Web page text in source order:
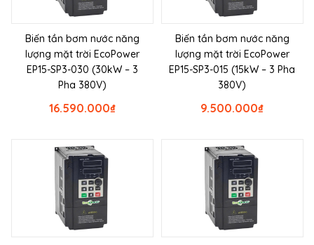
Biến tần bơm nước năng
lượng mặt trời EcoPower
EP15-SP3-030 (30kW – 3
Pha 380V)
₫
16.590.000
Biến tần bơm nước năng
lượng mặt trời EcoPower
EP15-SP3-015 (15kW – 3 Pha
380V)
₫
9.500.000